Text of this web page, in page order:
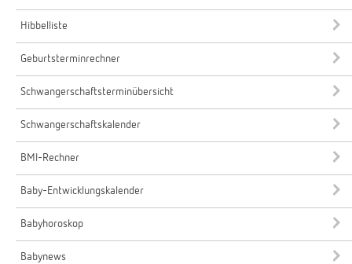
Hibbelliste
Geburtsterminrechner
Schwangerschaftsterminübersicht
Schwangerschaftskalender
BMI-Rechner
Baby-Entwicklungskalender
Babyhoroskop
Babynews